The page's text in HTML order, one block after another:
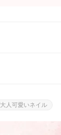
大人可愛いネイル